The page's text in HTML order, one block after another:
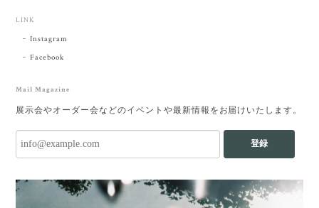
LINK
Instagram
Facebook
Mail Magazine
展示会やオーダー会などのイベントや最新情報をお届けいたします。
登録